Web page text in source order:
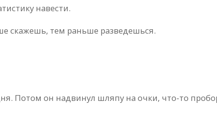
навести.
скажешь, тем раньше разведешься.
Потом он надвинул шляпу на очки, что-то